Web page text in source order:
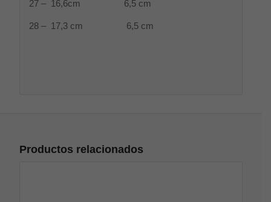
27 – 16,6cm 6,5 cm
28 – 17,3 cm 6,5 cm
Productos relacionados